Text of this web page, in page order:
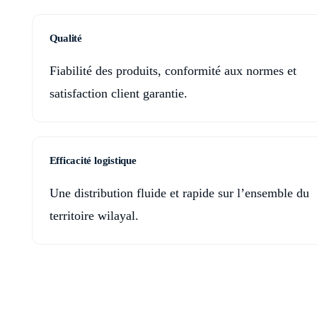
Qualité
Fiabilité des produits, conformité aux normes et
satisfaction client garantie.
Efficacité logistique
Une distribution fluide et rapide sur l’ensemble du
territoire wilayal.